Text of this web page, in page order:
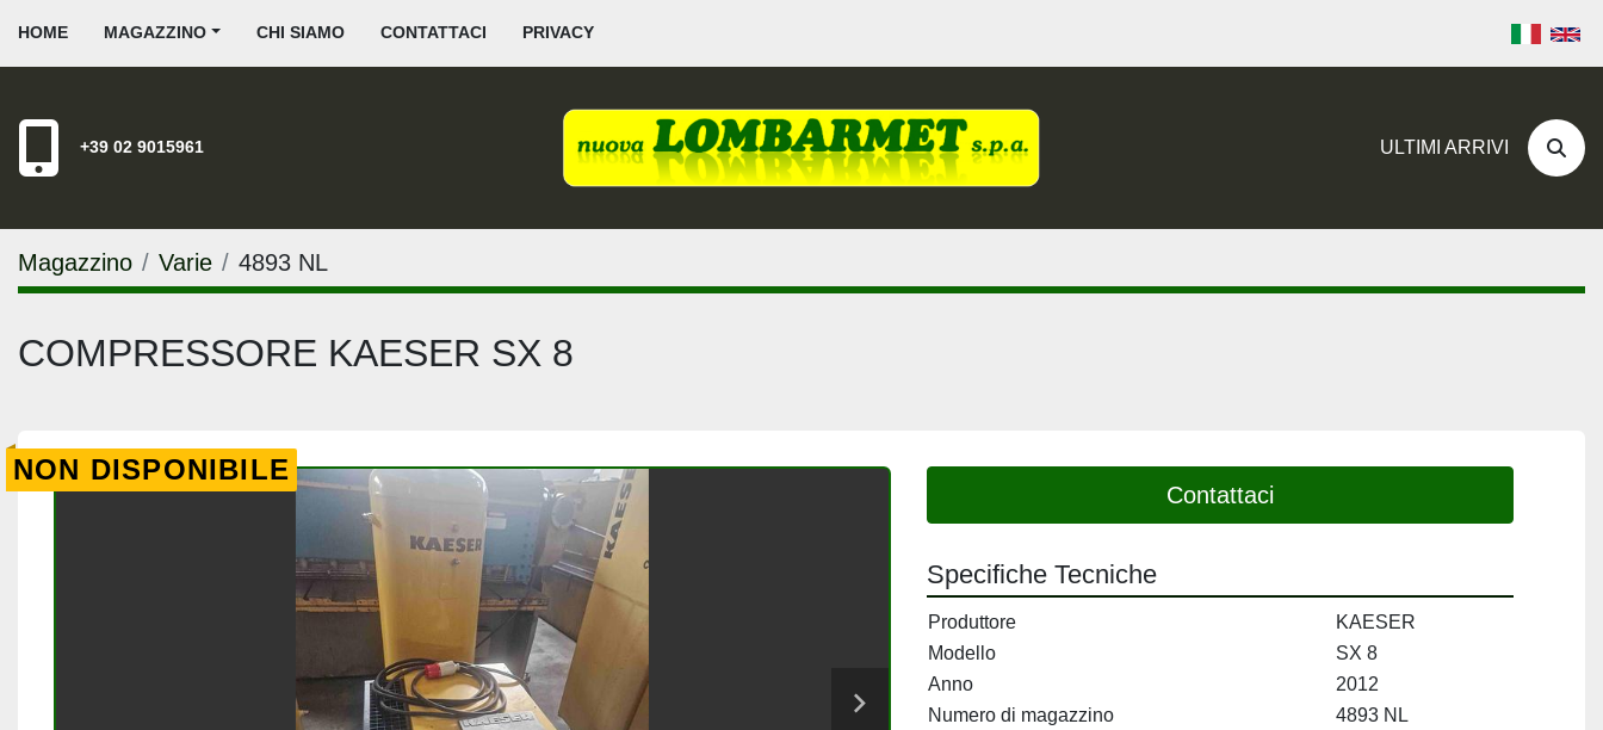
HOME MAGAZZINO CHI SIAMO CONTATTACI PRIVACY
+39 02 9015961 ULTIMI ARRIVI
Magazzino Varie 4893 NL
COMPRESSORE KAESER SX 8
NON DISPONIBILE
Contattaci
Specifiche Tecniche
Produttore
KAESER
Modello
SX 8
Anno
2012
Numero di magazzino
4893 NL